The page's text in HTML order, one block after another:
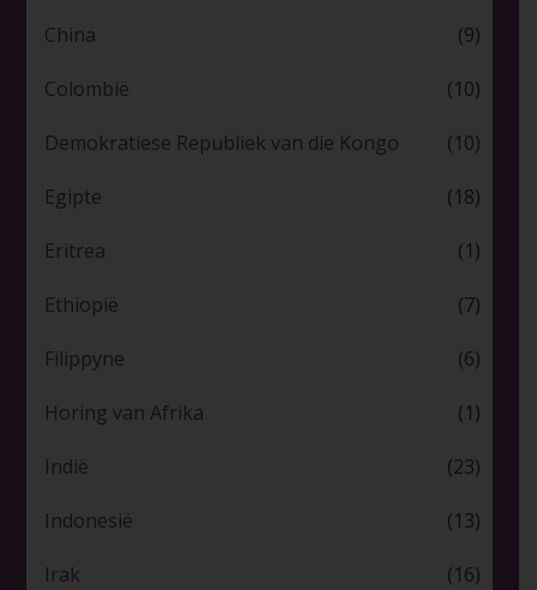
China (9)
Colombië (10)
Demokratiese Republiek van die Kongo (10)
Egipte (18)
Eritrea (1)
Ethiopië (7)
Filippyne (6)
Horing van Afrika (1)
Indië (23)
Indonesië (13)
Irak (16)